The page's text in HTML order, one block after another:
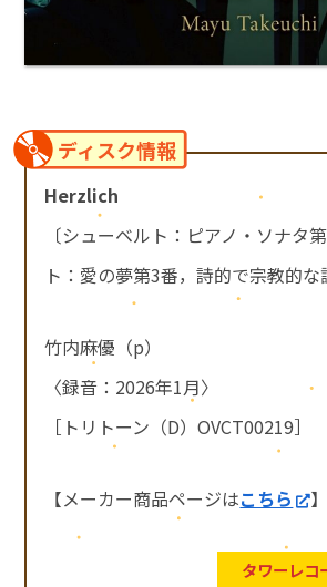
ディスク情報
Herzlich
〔シューベルト：ピアノ・ソナタ
ト：愛の夢第3番，詩的で宗教的な
竹内麻優（p）
〈録音：2026年1月〉
［トリトーン（D）OVCT00219］
【メーカー商品ページはこちら 】
タワーレコ